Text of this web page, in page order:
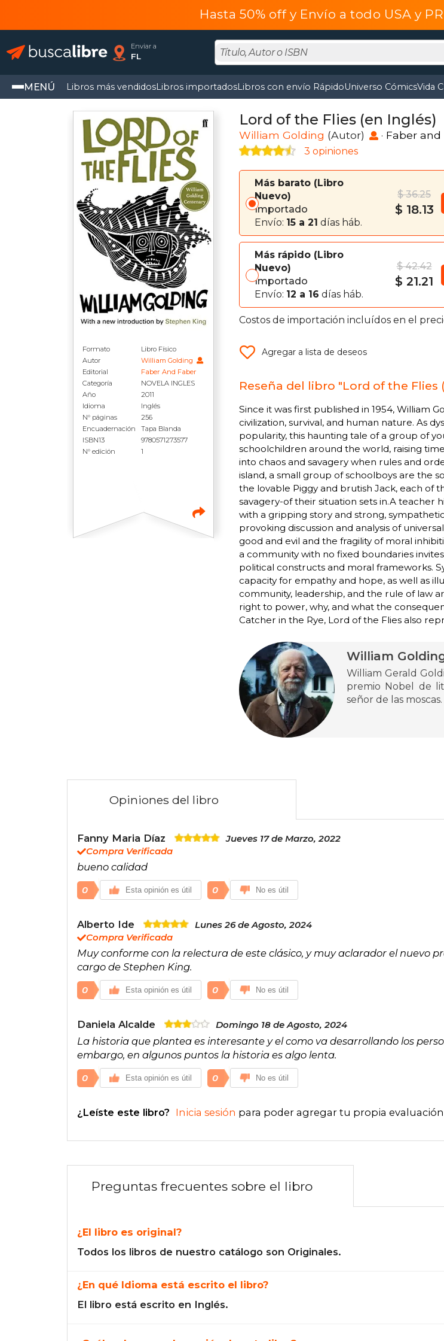
Hasta 50% off y Envío a todo USA y
Enviar a
FL
MENÚ Libros más vendidosLibros importadosLibros con envío RápidoUniverso CómicsVida
Formato
Libro Físico
Autor
William Golding
Editorial
Faber And Faber
Categoría
NOVELA INGLES
Año
2011
Idioma
Inglés
N° páginas
256
Encuadernación
Tapa Blanda
ISBN13
9780571273577
N° edición
1
Lord of the Flies (en Inglés)
William Golding (Autor) · Faber and
3 opiniones
Más barato
Libro
Nuevo
Importado
Envío: 15 a 21 días háb.
$ 36.25
$ 18.13
Más rápido
Libro
Nuevo
Importado
Envío: 12 a 16 días háb.
$ 42.42
$ 21.21
Costos de importación incluídos en el
Agregar a lista de deseos
Reseña del libro "Lord of the Flies
Since it was first published in 1954, William
civilization, survival, and human nature. As
popularity, this haunting tale of a group of
schoolchildren around the world, raising
into chaos and savagery when rules and
island, a small group of schoolboys are the
the lovable Piggy and brutish Jack, each of
savagery-of their situation sets in.A teacher
with a gripping story and strong,
provoking discussion and analysis of
good and evil and the fragility of moral
a community with no fixed boundaries
political constructs and moral frameworks.
capacity for empathy and hope, as well as
community, leadership, and the rule of law
right to power, why, and what the
Catcher in the Rye, Lord of the Flies also
William
William Gerald
premio Nobel de
señor de las moscas.
Opiniones del libro
Fanny Maria Díaz
Jueves 17 de Marzo, 2022
Compra Verificada
bueno calidad
0 Esta opinión es útil 0 No es útil
Alberto Ide
Lunes 26 de Agosto, 2024
Compra Verificada
Muy conforme con la relectura de este clásico, y muy aclarador el nuevo
cargo de Stephen King.
0 Esta opinión es útil 0 No es útil
Daniela Alcalde Domingo 18 de Agosto, 2024
La historia que plantea es interesante y el como va desarrollando los
embargo, en algunos puntos la historia es algo lenta.
0 Esta opinión es útil 0 No es útil
¿Leíste este libro? Inicia sesión para poder agregar tu propia evaluación
Preguntas frecuentes sobre el libro
¿El libro es original?
Todos los libros de nuestro catálogo son Originales.
¿En qué Idioma está escrito el libro?
El libro está escrito en Inglés.